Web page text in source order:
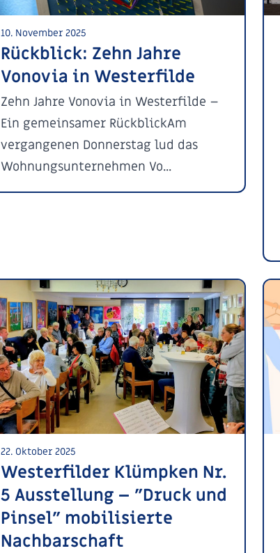
10. November 2025
Rückblick: Zehn Jahre
Vonovia in Westerfilde
Zehn Jahre Vonovia in Westerfilde –
Ein gemeinsamer RückblickAm
vergangenen Donnerstag lud das
Wohnungsunternehmen Vo...
22. Oktober 2025
Westerfilder Klümpken Nr.
5 Ausstellung – "Druck und
Pinsel" mobilisierte
Nachbarschaft